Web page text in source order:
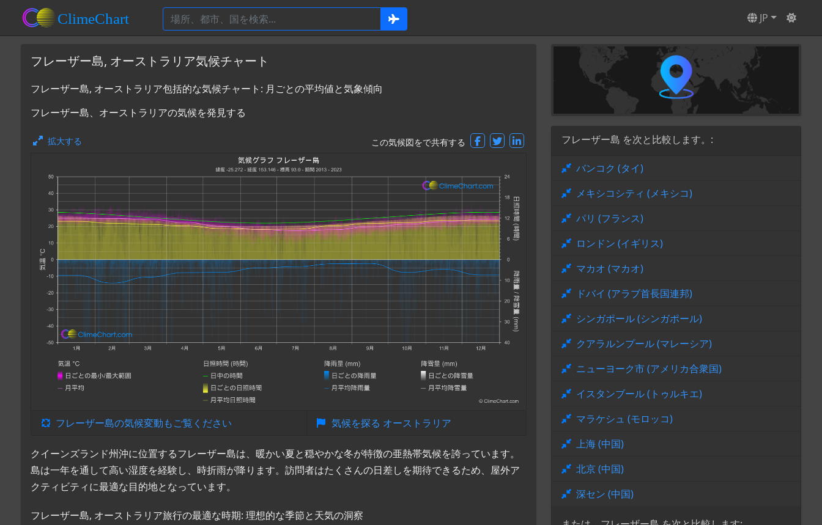
JP
フレーザー島, オーストラリア気候チャート
フレーザー島, オーストラリア包括的な気候チャート: 月ごとの平均値と気象傾向
フレーザー島、オーストラリアの気候を発見する
拡大する この気候図をで共有する
フレーザー島の気候変動もご覧ください 気候を探る オーストラリア
クイーンズランド州沖に位置するフレーザー島は、暖かい夏と穏やかな冬が特徴の亜熱帯気候を誇っています。
島は一年を通して高い湿度を経験し、時折雨が降ります。訪問者はたくさんの日差しを期待できるため、屋外ア
クティビティに最適な目的地となっています。
フレーザー島, オーストラリア旅行の最適な時期: 理想的な季節と天気の洞察
フレーザー島 を次と比較します。:
バンコク (タイ)
メキシコシティ (メキシコ)
パリ (フランス)
ロンドン (イギリス)
マカオ (マカオ)
ドバイ (アラブ首長国連邦)
シンガポール (シンガポール)
クアラルンプール (マレーシア)
ニューヨーク市 (アメリカ合衆国)
イスタンブール (トゥルキエ)
マラケシュ (モロッコ)
上海 (中国)
北京 (中国)
深セン (中国)